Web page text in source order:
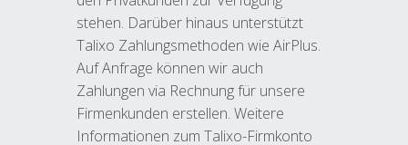
stehen. Darüber hinaus unterstützt
Talixo Zahlungsmethoden wie AirPlus.
Auf Anfrage können wir auch
Zahlungen via Rechnung für unsere
Firmenkunden erstellen. Weitere
Informationen zum Talixo-Firmkonto